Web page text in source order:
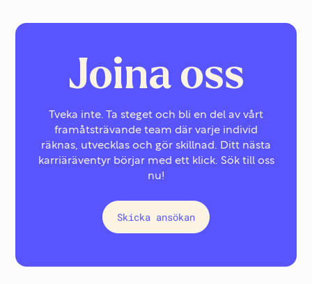
Joina oss
Tveka inte. Ta steget och bli en del av vårt
framåtsträvande team där varje individ
räknas, utvecklas och gör skillnad. Ditt nästa
karriäräventyr börjar med ett klick. Sök till oss
nu!
Skicka ansökan